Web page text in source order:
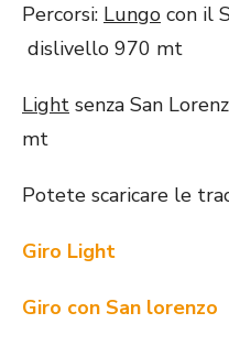
Percorsi: Lungo con il
dislivello 970 mt
Light senza San
mt
Potete scaricare le
Giro Light
Giro con San lorenzo